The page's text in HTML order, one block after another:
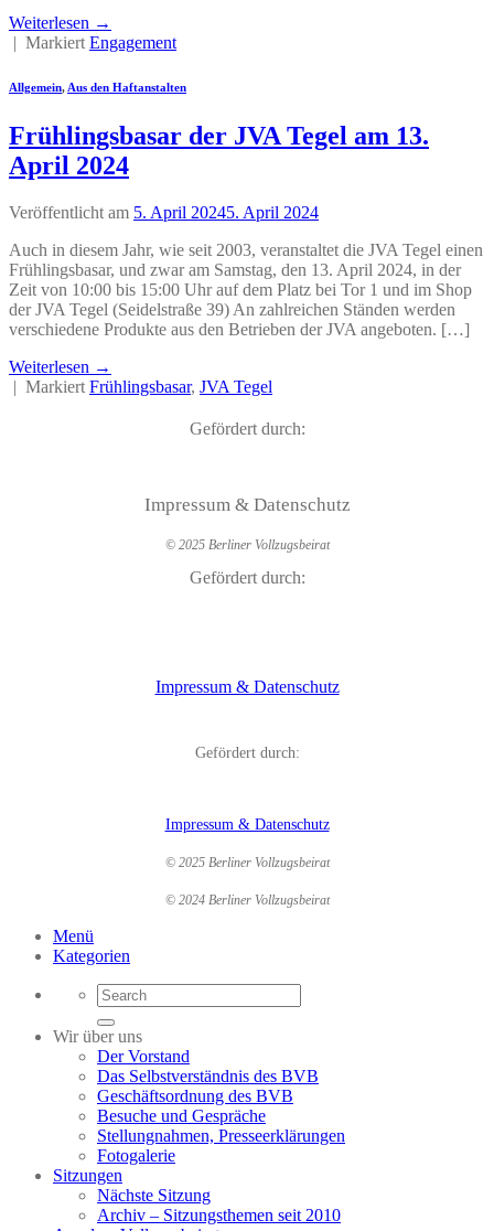
Weiterlesen →
| Markiert Engagement
Allgemein, Aus den Haftanstalten
Frühlingsbasar der JVA Tegel am 13.
April 2024
Veröffentlicht am 5. April 20245. April 2024
Auch in diesem Jahr, wie seit 2003, veranstaltet die JVA Tegel einen
Frühlingsbasar, und zwar am Samstag, den 13. April 2024, in der
Zeit von 10:00 bis 15:00 Uhr auf dem Platz bei Tor 1 und im Shop
der JVA Tegel (Seidelstraße 39) An zahlreichen Ständen werden
verschiedene Produkte aus den Betrieben der JVA angeboten. […]
Weiterlesen →
| Markiert Frühlingsbasar, JVA Tegel
Gefördert durch:
Impressum & Datenschutz
© 2025 Berliner Vollzugsbeirat
Gefördert durch:
Impressum & Datenschutz
Gefördert durch:
Impressum & Datenschutz
© 2025 Berliner Vollzugsbeirat
© 2024 Berliner Vollzugsbeirat
Menü
Kategorien
Wir über uns
Der Vorstand
Das Selbstverständnis des BVB
Geschäftsordnung des BVB
Besuche und Gespräche
Stellungnahmen, Presseerklärungen
Fotogalerie
Sitzungen
Nächste Sitzung
Archiv – Sitzungsthemen seit 2010